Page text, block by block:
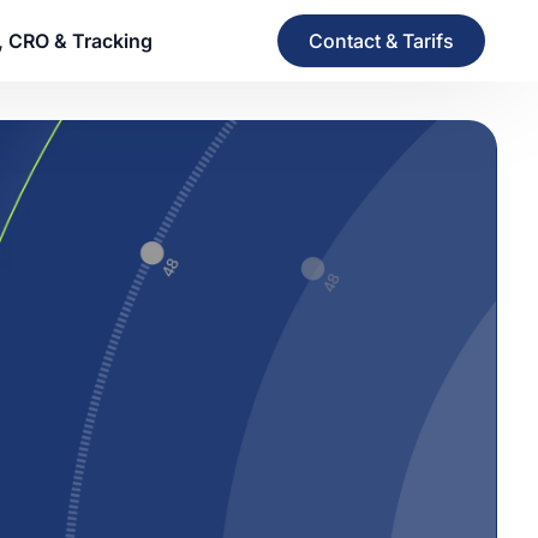
CRO & Tracking Contact & Tarifs